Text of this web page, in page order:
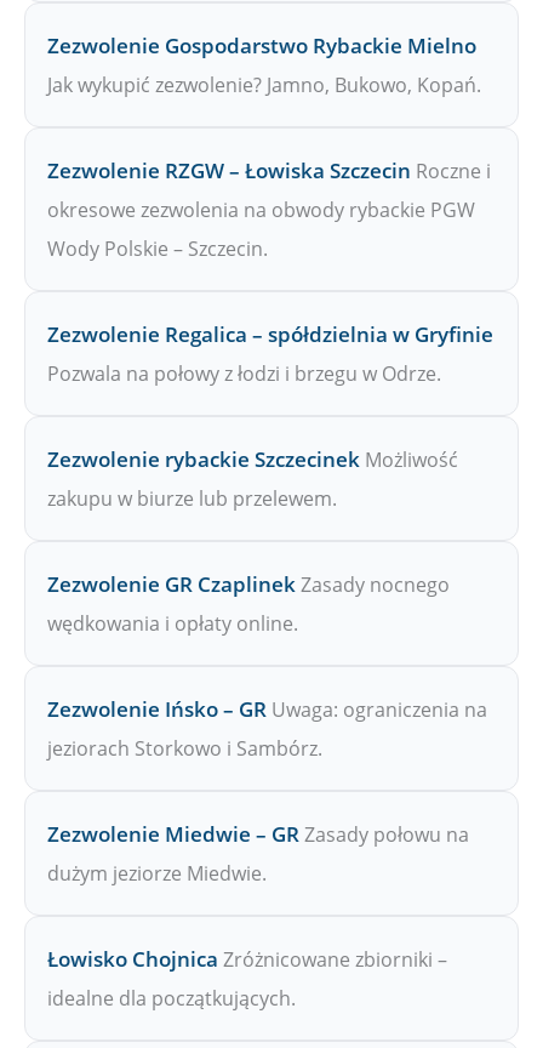
Zezwolenie Gospodarstwo Rybackie Mielno
Jak wykupić zezwolenie? Jamno, Bukowo, Kopań.
Zezwolenie RZGW – Łowiska Szczecin Roczne i
okresowe zezwolenia na obwody rybackie PGW
Wody Polskie – Szczecin.
Zezwolenie Regalica – spółdzielnia w Gryfinie
Pozwala na połowy z łodzi i brzegu w Odrze.
Zezwolenie rybackie Szczecinek Możliwość
zakupu w biurze lub przelewem.
Zezwolenie GR CzaplinekZasady nocnego
wędkowania i opłaty online.
Zezwolenie Ińsko – GR Uwaga: ograniczenia na
jeziorach Storkowo i Sambórz.
Zezwolenie Miedwie – GRZasady połowu na
dużym jeziorze Miedwie.
Łowisko Chojnica Zróżnicowane zbiorniki –
idealne dla początkujących.